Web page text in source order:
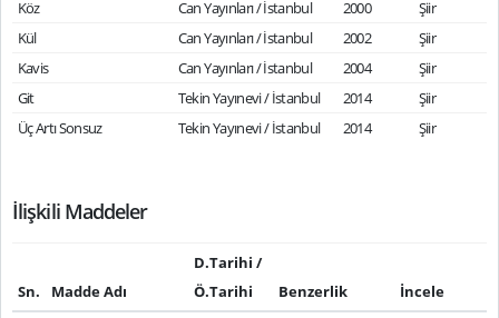
Köz
Can Yayınları / İstanbul 2000
Şiir
Kül
Can Yayınları / İstanbul 2002
Şiir
Kavis
Can Yayınları / İstanbul 2004
Şiir
Git
Tekin Yayınevi / İstanbul 2014
Şiir
Üç Artı Sonsuz
Tekin Yayınevi / İstanbul 2014 Şiir
İlişkili Maddeler
Sn. Madde Adı
D.Tarihi /
Ö.Tarihi
Benzerlik
İncele